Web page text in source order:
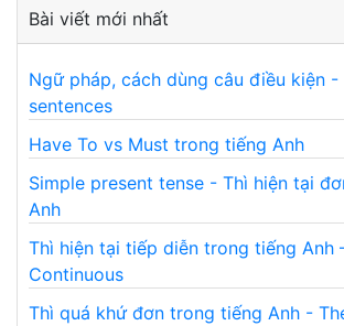
Bài viết mới nhất
Ngữ pháp, cách dùng câu điều kiện
sentences
Have To vs Must trong tiếng Anh
Simple present tense - Thì hiện tại
Anh
Thì hiện tại tiếp diễn trong tiếng Anh
Continuous
Thì quá khứ đơn trong tiếng Anh -